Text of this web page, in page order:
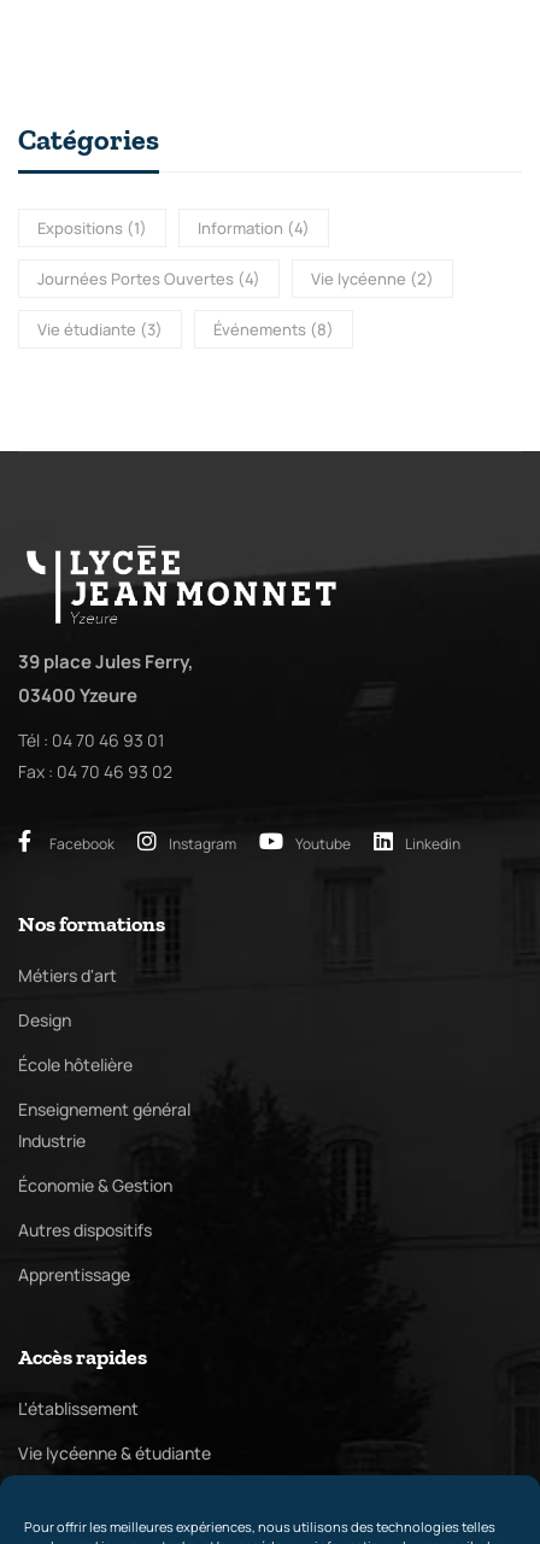
Pour offrir les meilleures expériences, nous utilisons des technologies telles
Catégories
Expositions (1) Information (4)
Journées Portes Ouvertes (4) Vie lycéenne (2)
Vie étudiante (3) Événements (8)
39 place Jules Ferry,
03400 Yzeure
Tél : 04 70 46 93 01
Fax : 04 70 46 93 02
Facebook Instagram Youtube Linkedin
Nos formations
Métiers d'art
Design
École hôtelière
Enseignement général
Industrie
Économie & Gestion
Autres dispositifs
Apprentissage
Accès rapides
L'établissement
Vie lycéenne & étudiante